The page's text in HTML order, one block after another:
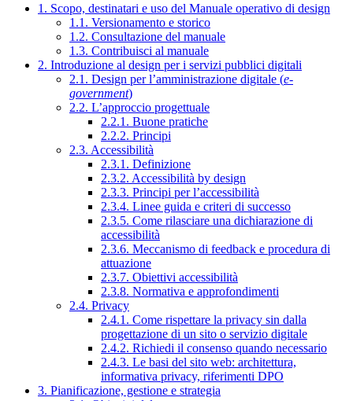
1. Scopo, destinatari e uso del Manuale operativo di design
1.1. Versionamento e storico
1.2. Consultazione del manuale
1.3. Contribuisci al manuale
2. Introduzione al design per i servizi pubblici digitali
2.1. Design per l’amministrazione digitale (e-
government)
2.2. L’approccio progettuale
2.2.1. Buone pratiche
2.2.2. Principi
2.3. Accessibilità
2.3.1. Definizione
2.3.2. Accessibilità by design
2.3.3. Principi per l’accessibilità
2.3.4. Linee guida e criteri di successo
2.3.5. Come rilasciare una dichiarazione di
accessibilità
2.3.6. Meccanismo di feedback e procedura di
attuazione
2.3.7. Obiettivi accessibilità
2.3.8. Normativa e approfondimenti
2.4. Privacy
2.4.1. Come rispettare la privacy sin dalla
progettazione di un sito o servizio digitale
2.4.2. Richiedi il consenso quando necessario
2.4.3. Le basi del sito web: architettura,
informativa privacy, riferimenti DPO
3. Pianificazione, gestione e strategia